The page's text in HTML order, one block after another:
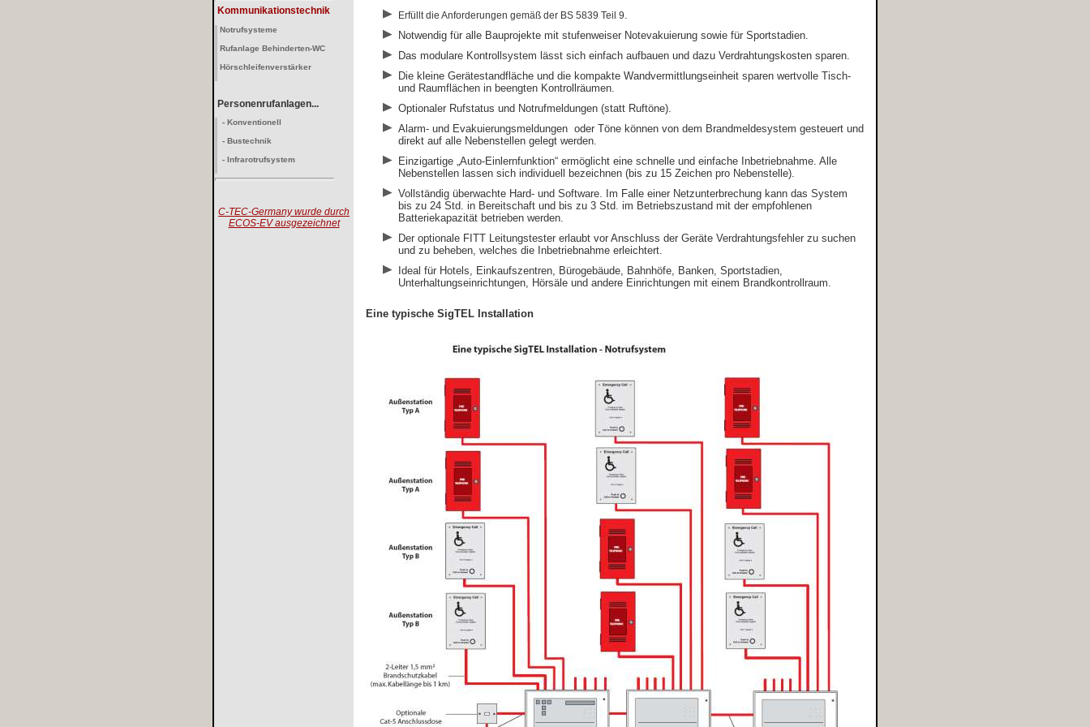
Kommunikationstechnik
Notrufsysteme
Rufanlage Behinderten-WC
Hörschleifenverstärker
Personenrufanlagen...
- Konventionell
- Bustechnik
- Infrarotrufsystem
C-TEC-Germany wurde durch
ECOS-EV ausgezeichnet
Erfüllt die Anforderungen gemäß der BS 5839 Teil 9.
Notwendig für alle Bauprojekte mit stufenweiser Notevakuierung sowie für Sportstadien.
Das modulare Kontrollsystem lässt sich einfach aufbauen und dazu Verdrahtungskosten sparen.
Die kleine Gerätestandfläche und die kompakte Wandvermittlungseinheit sparen wertvolle Tisch-
und Raumflächen in beengten Kontrollräumen.
Optionaler Rufstatus und Notrufmeldungen (statt Ruftöne).
Alarm- und Evakuierungsmeldungen oder Töne können von dem Brandmeldesystem gesteuert und
direkt auf alle Nebenstellen gelegt werden.
Einzigartige „Auto-Einlernfunktion“ ermöglicht eine schnelle und einfache Inbetriebnahme. Alle
Nebenstellen lassen sich individuell bezeichnen (bis zu 15 Zeichen pro Nebenstelle).
Vollständig überwachte Hard- und Software. Im Falle einer Netzunterbrechung kann das System
bis zu 24 Std. in Bereitschaft und bis zu 3 Std. im Betriebszustand mit der empfohlenen
Batteriekapazität betrieben werden.
Der optionale FITT Leitungstester erlaubt vor Anschluss der Geräte Verdrahtungsfehler zu suchen
und zu beheben, welches die Inbetriebnahme erleichtert.
Ideal für Hotels, Einkaufszentren, Bürogebäude, Bahnhöfe, Banken, Sportstadien,
Unterhaltungseinrichtungen, Hörsäle und andere Einrichtungen mit einem Brandkontrollraum.
Eine typische SigTEL Installation